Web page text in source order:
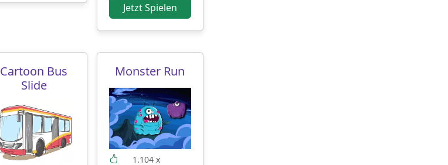
Jetzt Spielen
Cartoon Bus
Slide
Monster Run
1.104 x